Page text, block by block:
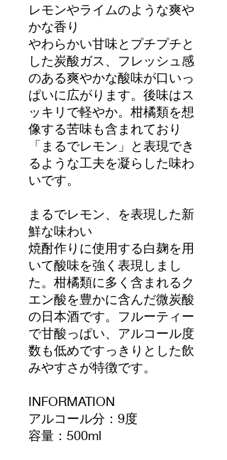
レモンやライムのような爽や
かな香り
やわらかい甘味とプチプチと
した炭酸ガス、フレッシュ感
のある爽やかな酸味が口いっ
ぱいに広がります。後味はス
ッキリで軽やか。柑橘類を想
像する苦味も含まれており
「まるでレモン」と表現でき
るような工夫を凝らした味わ
いです。
まるでレモン、を表現した新
鮮な味わい
焼酎作りに使用する白麹を用
いて酸味を強く表現しまし
た。柑橘類に多く含まれるク
エン酸を豊かに含んだ微炭酸
の日本酒です。フルーティー
で甘酸っぱい、アルコール度
数も低めですっきりとした飲
みやすさが特徴です。
INFORMATION
アルコール分：9度
容量：500ml